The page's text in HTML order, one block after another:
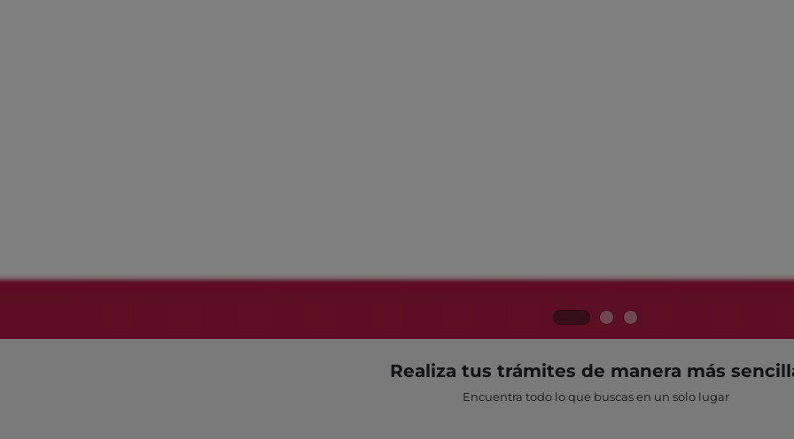
Realiza tus trámites de manera más
Encuentra todo lo que buscas en un solo lugar